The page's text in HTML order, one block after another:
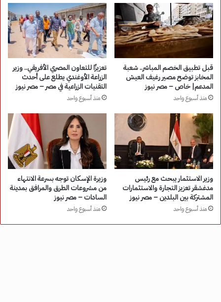
قبل تطبيق الخصم المباشر.. شعبة
المخابز توضح مصير رغيف العيش
المدعم| خاص – مصر نيوز
منذ أسبوع واحد
تعزيزًا للتعاون المصري الأفريقي.. وزير
الزراعة الأوغندي يطلع على أحدث
التقنيات الزراعية في مصر – مصر نيوز
منذ أسبوع واحد
وزير الاستثمار يبحث مع رئيس
مدغشقر تعزيز التجارة والاستثمارات
المشتركة بين البلدين – مصر نيوز
منذ أسبوع واحد
وزيرة الإسكان توجه بسرعة الانتهاء
من مشروعات الطرق والمرافق بمدينة
السادات – مصر نيوز
منذ أسبوع واحد